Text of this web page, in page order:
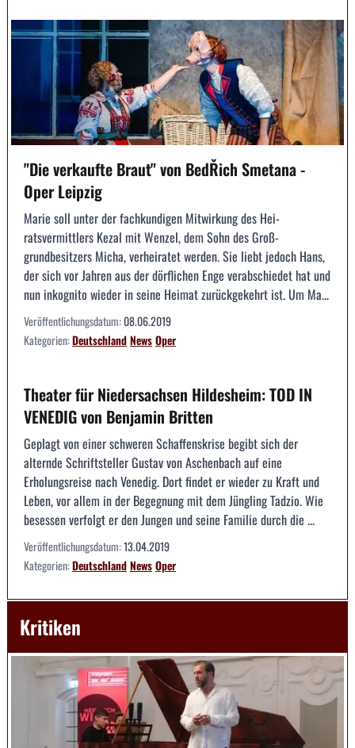
"Die verkaufte Braut" von BedŘich Smetana -
Oper Leipzig
Marie soll unter der fachkundigen Mitwirkung des Hei­
ratsvermittlers Kezal mit Wenzel, dem Sohn des Groß­
grundbesitzers Micha, verheiratet werden. Sie liebt ­jedoch Hans,
der sich vor Jahren aus der dörfli­chen Enge verabschiedet hat und
nun inkognito ­wieder in seine Heimat zurückgekehrt ist. Um Ma...
Veröffentlichungsdatum:08.06.2019
Kategorien:DeutschlandNewsOper
Theater für Niedersachsen Hildesheim: TOD IN
VENEDIG von Benjamin Britten
Geplagt von einer schweren Schaffenskrise begibt sich der
alternde Schriftsteller Gustav von Aschenbach auf eine
Erholungsreise nach Venedig. Dort findet er wieder zu Kraft und
Leben, vor allem in der Begegnung mit dem Jüngling Tadzio. Wie
besessen verfolgt er den Jungen und seine Familie durch die ...
Veröffentlichungsdatum:13.04.2019
Kategorien:DeutschlandNewsOper
Kritiken